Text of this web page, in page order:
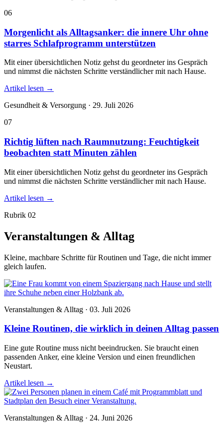
06
Morgenlicht als Alltagsanker: die innere Uhr ohne
starres Schlafprogramm unterstützen
Mit einer übersichtlichen Notiz gehst du geordneter ins Gespräch
und nimmst die nächsten Schritte verständlicher mit nach Hause.
Artikel lesen →
Gesundheit & Versorgung · 29. Juli 2026
07
Richtig lüften nach Raumnutzung: Feuchtigkeit
beobachten statt Minuten zählen
Mit einer übersichtlichen Notiz gehst du geordneter ins Gespräch
und nimmst die nächsten Schritte verständlicher mit nach Hause.
Artikel lesen →
Rubrik 02
Veranstaltungen & Alltag
Kleine, machbare Schritte für Routinen und Tage, die nicht immer
gleich laufen.
Veranstaltungen & Alltag · 03. Juli 2026
Kleine Routinen, die wirklich in deinen Alltag passen
Eine gute Routine muss nicht beeindrucken. Sie braucht einen
passenden Anker, eine kleine Version und einen freundlichen
Neustart.
Artikel lesen →
Veranstaltungen & Alltag · 24. Juni 2026